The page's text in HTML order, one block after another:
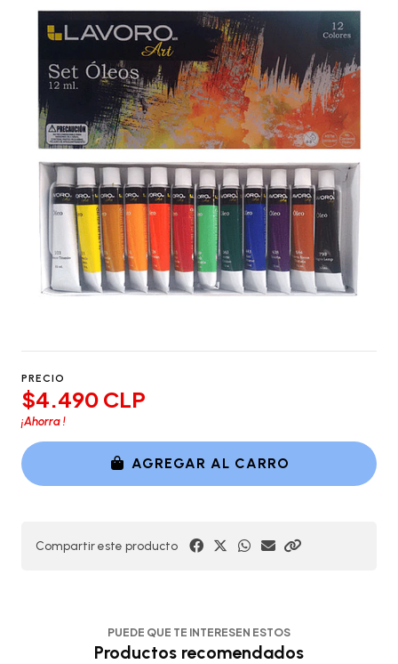
PRECIO
$4.490 CLP
¡Ahorra!
AGREGAR AL CARRO
Compartir este producto
PUEDE QUE TE INTERESEN ESTOS
Productos recomendados